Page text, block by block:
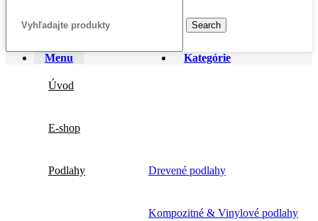
Search
Kategórie
Menu
Úvod
E-shop
Podlahy Drevené podlahy
Kompozitné & Vinylové podlahy